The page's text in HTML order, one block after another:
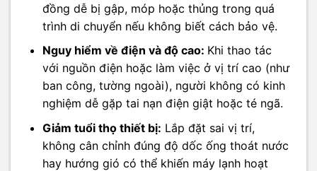
đồng dễ bị gập, móp hoặc thủng trong quá
trình di chuyển nếu không biết cách bảo vệ.
Nguy hiểm về điện và độ cao: Khi thao tác
với nguồn điện hoặc làm việc ở vị trí cao (như
ban công, tường ngoài), người không có kinh
nghiệm dễ gặp tai nạn điện giật hoặc té ngã.
Giảm tuổi thọ thiết bị: Lắp đặt sai vị trí,
không cân chỉnh đúng độ dốc ống thoát nước
hay hướng gió có thể khiến máy lạnh hoạt